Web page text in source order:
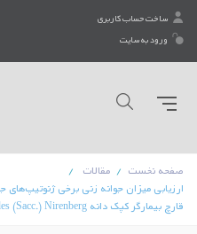
ساخت حساب کاربری
ورود به سایت
صفحه نخست
مقالات
ارزیابی میزان جوانه زنی برخی ژنوتیپ‌های
قارچ بیمارگر کپک‌ دانه‌ Fusarium verticillioides (Sacc.) Nirenberg) در منطقه‌ی گرگان